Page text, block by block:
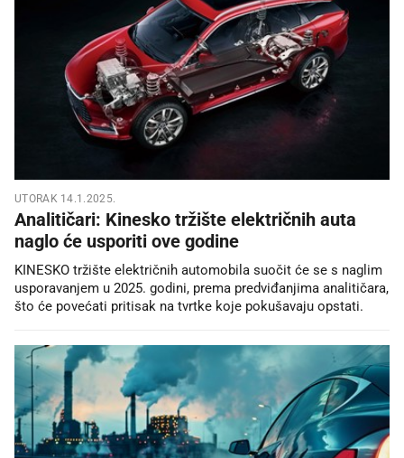
UTORAK 14.1.2025.
Analitičari: Kinesko tržište električnih auta
naglo će usporiti ove godine
KINESKO tržište električnih automobila suočit će se s naglim
usporavanjem u 2025. godini, prema predviđanjima analitičara,
što će povećati pritisak na tvrtke koje pokušavaju opstati.